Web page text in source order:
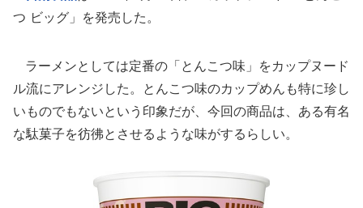
つ ビッグ」を発売した。
ラーメンとしては定番の「とんこつ味」をカップヌード
ル流にアレンジした。とんこつ味のカップめんも特に珍し
いものでもないという印象だが、今回の商品は、ある有名
な駄菓子を彷彿とさせるような味がするらしい。